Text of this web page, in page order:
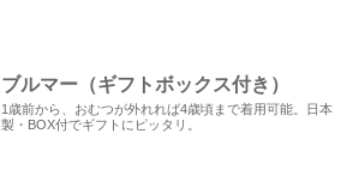
ブルマー（ギフトボックス付き）
1歳前から、おむつが外れれば4歳頃まで着用可能。日本
製・BOX付でギフトにピッタリ。